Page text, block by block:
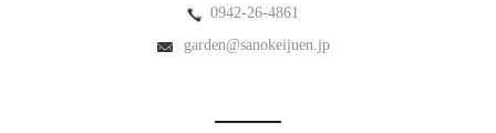
0942-26-4861
garden@sanokeijuen.jp